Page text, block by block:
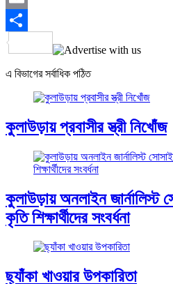
Email
Share
এ বিভাগের সর্বাধিক পঠিত
কুলাউড়ায় প্রবাসীর স্ত্রী নিখোঁজ
কুলাউড়ায় অনলাইন জার্নালিস্ট
কৃতি শিক্ষার্থীদের সংবর্ধনা
ছ্যাঁকা খাওয়ার উপকারিতা